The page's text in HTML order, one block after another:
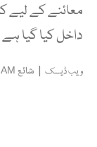
معائنے کے
داخل کیا گیا ہے
ویب ڈیسک | شائع